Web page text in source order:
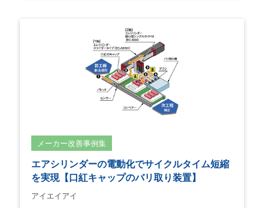
メーカー改善事例集
エアシリンダーの電動化でサイクルタイム短縮
を実現【口紅キャップのバリ取り装置】
アイエイアイ